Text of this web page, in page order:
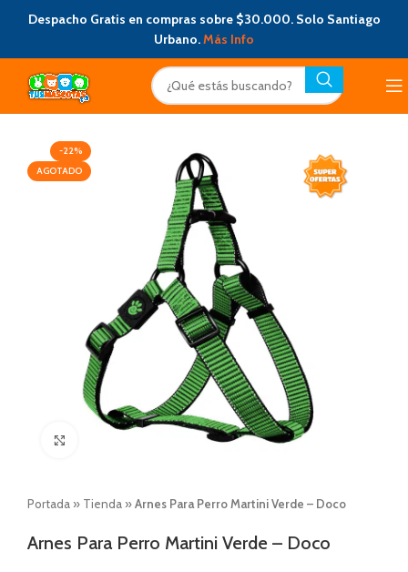
Despacho Gratis en compras sobre $30.000. Solo Santiago
Urbano.Más Info
-22%
AGOTADO
Portada » Tienda »Arnes Para Perro Martini Verde – Doco
Arnes Para Perro Martini Verde – Doco